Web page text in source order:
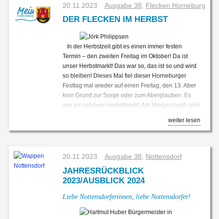
Wir freuen uns auf euch
Als Fachmann und Planer von Photovoltaik-
konnte in lockerer Atmosphäre den Anwesenden
die Technik erklären und Fragen beantworten.
Außerdem konnte Jan-Hinnerk Burfeind (Dollern)
von seinen Erfahrungen über die Haltbarkeit der
Komponenten einer Photovoltaik-Anlage berichten,
seine Anlage ist schon seit mehr als 20 Jahren in
Bei kühlen Getränken und kleinen Snacks
entstand so ein reger und interessanter Austausch
zwischen allen Beteiligten. Anhand der vielen
20.11.2023 Ausgabe 38 Flecken Horneburg
DER FLECKEN IM HERBST
In der Herbstzeit gibt es einen immer festen
Termin – den zweiten Freitag im Oktober! Da ist
unser Herbstmarkt! Das war so, das ist so und wird
so bleiben! Dieses Mal fiel dieser Horneburger
Festtag mal wieder auf einen Freitag, den 13. Aber
kein Grund zur Sorge oder zum Aberglauben. Es
war ein schöner Herbstmarkt. Am Morgen noch sehr
Nachmittag Marktwetter. Und die Besucher kamen.
Der Markt war wieder richtig gut besucht. Jeder
haben, die Seele baumeln lassen, den Alltag
Schausteller, wohl ob des Wetters am Morgen, im
Stich gelassen hatten. Wer es verpasst hat,
nächstes Jahr am zweiten Freitag im Oktober
besteht die nächste Gelegenheit.
Es passiert noch so einiges im Flecken. Die
weiter lesen
20.11.2023 Ausgabe 38, Nottensdorf
JAHRESRÜCKBLICK
2023/AUSBLICK 2024
Liebe Nottensdorferinnen, liebe Nottensdorfer!